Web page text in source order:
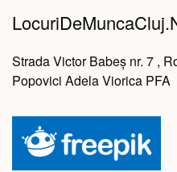
Strada Victor Babeș nr. 7 ,
Popovici Adela Viorica PFA